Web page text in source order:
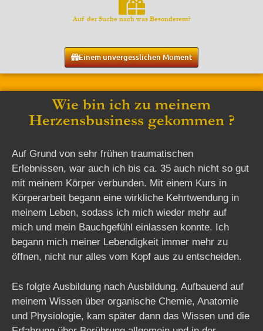
Ab 1. September gibt es eine Preiserhöhung
Newsletter
Auf der Suche nach was Besonderem?
Einem unvergesslichen Moment
Wie bin ich zu meinem
Herzensbusiness gekommen ?
Auf Grund von sehr frühen traumatischen
Erlebnissen, war auch ich bis ca. 35 auch nicht so gut
mit meinem Körper verbunden. Mit einem Kurs in
Körperarbeit begann eine wirkliche Kehrtwendung in
meinem Leben, sodass ich mich wieder mehr auf
mich und mein Bauchgefühl einlassen konnte. Ich
begann mich meiner Lebendigkeit immer mehr zu
öffnen, nicht nur alles vom Kopf aus zu entscheiden.
Es folgte Ausbildung nach Ausbildung. Aufbauend auf
meinem Wissen über organische Chemie, Anatomie
und Physiologie, kam später dann das Wissen und die